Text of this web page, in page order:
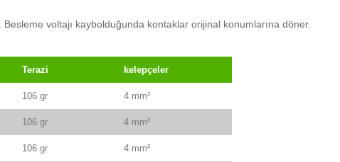
Besleme voltajı kaybolduğunda kontaklar orijinal konumlarına döner.
Terazi kelepçeler
106 gr 4 mm²
106 gr 4 mm²
106 gr 4 mm²